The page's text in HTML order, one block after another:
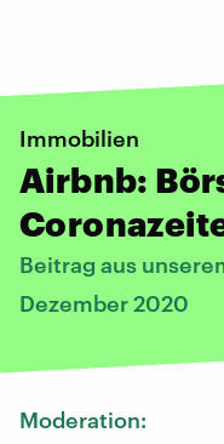
Immobilien
Airbnb:
Beitrag aus
Dezember 2020
Moderation: